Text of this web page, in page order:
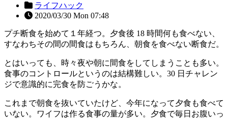
ライフハック
2020/03/30 Mon 07:48
プチ断食を始めて１年経つ。夕食後 18 時間何も食べない、
すなわちその間の間食はもちろん、朝食を食べない断食だ。
とはいっても、時々夜や朝に間食をしてしまうことも多い。
食事のコントロールというのは結構難しい。30 日チャレン
ジで意識的に完食を防ごうかな。
これまで朝食を抜いていたけど、今年になって夕食も食べて
いない。ワイフは作る食事の量が多い。夕食で毎日お腹いっ